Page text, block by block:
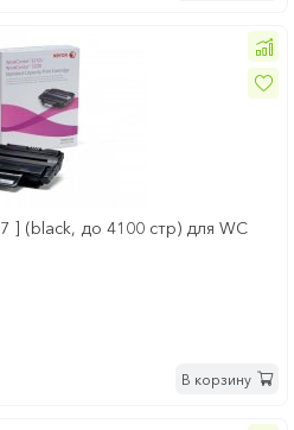
] (black, до 4100 стр) для WC
В корзину